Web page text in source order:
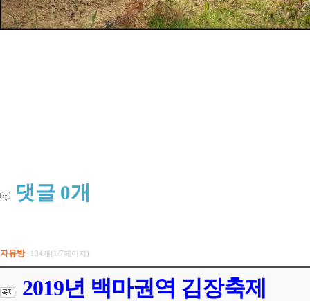
댓글 0개
자유방 134개(1/7페이지)
2019년 백마권역 김장축제